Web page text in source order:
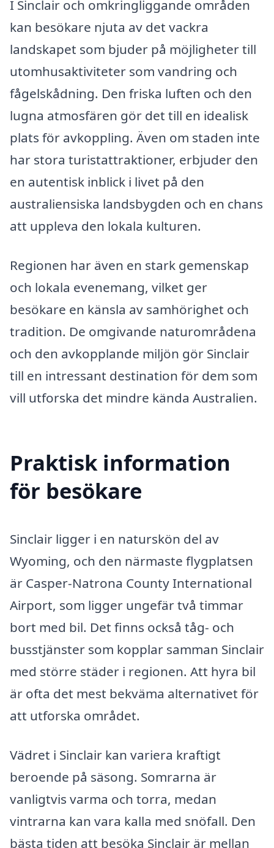
I Sinclair och omkringliggande områden
kan besökare njuta av det vackra
landskapet som bjuder på möjligheter till
utomhusaktiviteter som vandring och
fågelskådning. Den friska luften och den
lugna atmosfären gör det till en idealisk
plats för avkoppling. Även om staden inte
har stora turistattraktioner, erbjuder den
en autentisk inblick i livet på den
australiensiska landsbygden och en chans
att uppleva den lokala kulturen.
Regionen har även en stark gemenskap
och lokala evenemang, vilket ger
besökare en känsla av samhörighet och
tradition. De omgivande naturområdena
och den avkopplande miljön gör Sinclair
till en intressant destination för dem som
vill utforska det mindre kända Australien.
Praktisk information
för besökare
Sinclair ligger i en naturskön del av
Wyoming, och den närmaste flygplatsen
är Casper-Natrona County International
Airport, som ligger ungefär två timmar
bort med bil. Det finns också tåg- och
busstjänster som kopplar samman Sinclair
med större städer i regionen. Att hyra bil
är ofta det mest bekväma alternativet för
att utforska området.
Vädret i Sinclair kan variera kraftigt
beroende på säsong. Somrarna är
vanligtvis varma och torra, medan
vintrarna kan vara kalla med snöfall. Den
bästa tiden att besöka Sinclair är mellan